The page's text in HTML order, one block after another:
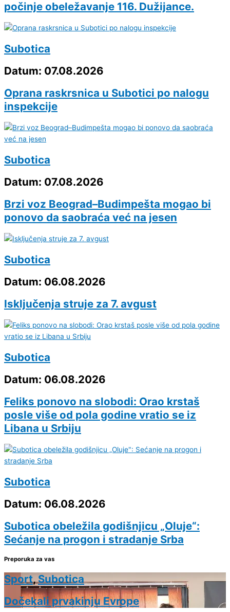
počinje obeležavanje 116. Dužijance.
Subotica
Datum: 07.08.2026
Oprana raskrsnica u Subotici po nalogu
inspekcije
Subotica
Datum: 07.08.2026
Brzi voz Beograd–Budimpešta mogao bi
ponovo da saobraća već na jesen
Subotica
Datum: 06.08.2026
Isključenja struje za 7. avgust
Subotica
Datum: 06.08.2026
Feliks ponovo na slobodi: Orao krstaš
posle više od pola godine vratio se iz
Libana u Srbiju
Subotica
Datum: 06.08.2026
Subotica obeležila godišnjicu „Oluje“:
Sećanje na progon i stradanje Srba
Preporuka za vas
Sport,Subotica
Dočekali prvakinju Evrope